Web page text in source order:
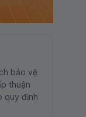
bảo vệ
thuận
quy định